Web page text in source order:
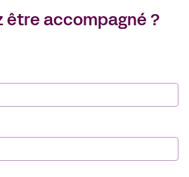
être accompagné ?